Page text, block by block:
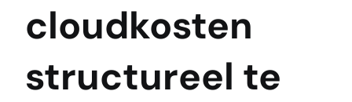
cloudkosten
structureel te